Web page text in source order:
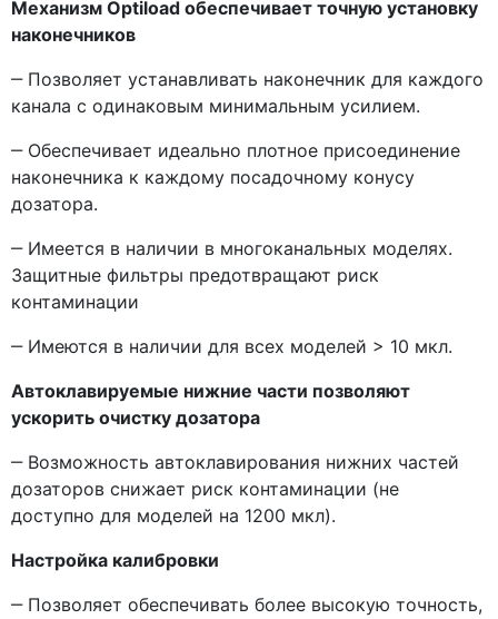
Механизм Optiload обеспечивает точную установку
наконечников
‒ Позволяет устанавливать наконечник для каждого
канала с одинаковым минимальным усилием.
‒ Обеспечивает идеально плотное присоединение
наконечника к каждому посадочному конусу
дозатора.
‒ Имеется в наличии в многоканальных моделях.
Защитные фильтры предотвращают риск
контаминации
‒ Имеются в наличии для всех моделей > 10 мкл.
Автоклавируемые нижние части позволяют
ускорить очистку дозатора
‒ Возможность автоклавирования нижних частей
дозаторов снижает риск контаминации (не
доступно для моделей на 1200 мкл).
Настройка калибровки
‒ Позволяет обеспечивать более высокую точность,